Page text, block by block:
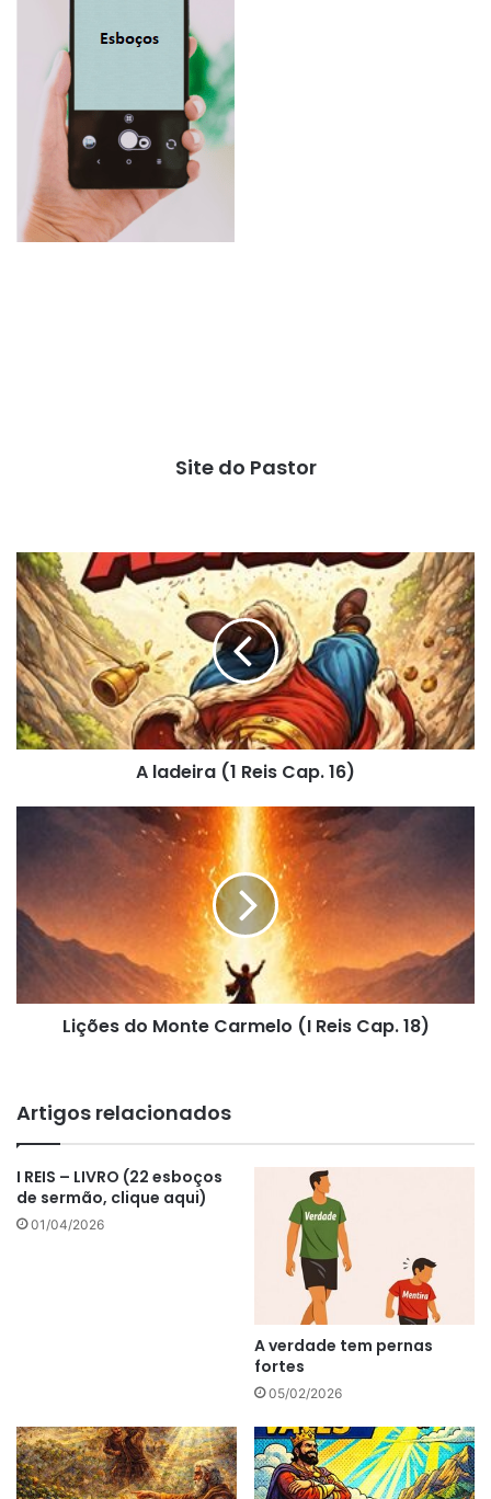
Site do Pastor
A
ladeira
(1
Reis
Cap.
16)
A ladeira (1 Reis Cap. 16)
(I
Reis
18)
Lições do Monte Carmelo (I Reis Cap. 18)
Artigos relacionados
I REIS – LIVRO (22 esboços
de sermão, clique aqui)
01/04/2026
A verdade tem pernas
fortes
05/02/2026